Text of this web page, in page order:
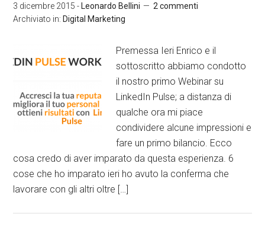
3 dicembre 2015 - Leonardo Bellini
2 commenti
Archiviato in: Digital Marketing
Premessa Ieri Enrico e il
sottoscritto abbiamo condotto
il nostro primo Webinar su
LinkedIn Pulse; a distanza di
qualche ora mi piace
condividere alcune impressioni e
fare un primo bilancio. Ecco
cosa credo di aver imparato da questa esperienza. 6
cose che ho imparato ieri ho avuto la conferma che
lavorare con gli altri oltre […]